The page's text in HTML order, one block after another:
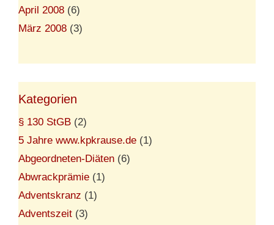
April 2008 (6)
März 2008 (3)
Kategorien
§ 130 StGB (2)
5 Jahre www.kpkrause.de (1)
Abgeordneten-Diäten (6)
Abwrackprämie (1)
Adventskranz (1)
Adventszeit (3)